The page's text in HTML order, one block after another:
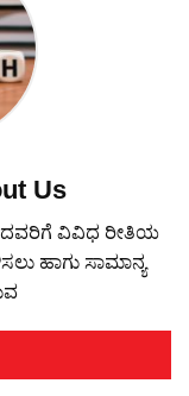
Us
ವಿವಿಧ ರೀತಿಯ
ಹಾಗು ಸಾಮಾನ್ಯ